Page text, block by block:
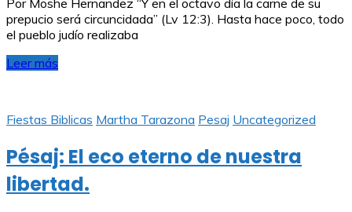
prepucio será circuncidada” (Lv 12:3). Hasta hace poco, todo
el pueblo judío realizaba
Leer más
Fiestas Biblicas Martha Tarazona Pesaj Uncategorized
Pésaj: El eco eterno de nuestra
libertad.